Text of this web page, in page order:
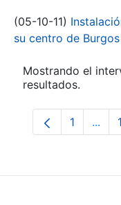
(05-10-11)
su centro de Burgos
Mostrando el
resultados.
Página
1 ...